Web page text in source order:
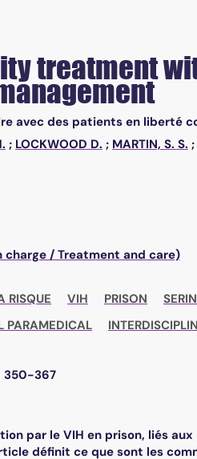
treatment
avec des patients en liberté
; LOCKWOOD D. ; MARTIN, S. S. ;
charge / Treatment and care)
RISQUE VIH PRISON
PARAMEDICAL
350-367
par le VIH en prison, liés
définit ce que sont les